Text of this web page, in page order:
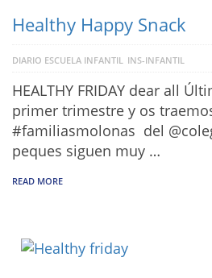
Healthy Happy Snack
DIARIO ESCUELA INFANTIL INS-INFANTIL
HEALTHY FRIDAY dear all
primer trimestre y os
#familiasmolonas del
peques siguen muy …
READ MORE